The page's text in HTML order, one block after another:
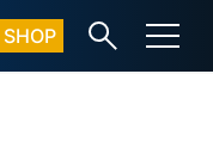
SHOP